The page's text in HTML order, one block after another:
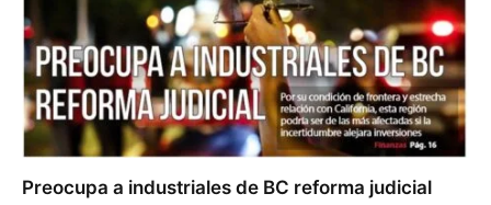
Preocupa a industriales de BC reforma judicial